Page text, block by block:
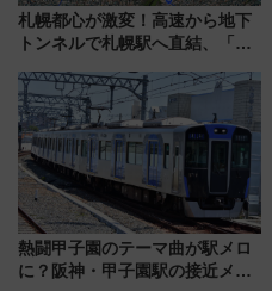
札幌都心が激変！高速から地下
トンネルで札幌駅へ直結、「創
から本格着工、延長4.8km整備
事業の全貌
熱闘甲子園のテーマ曲が駅メロ
に？阪神・甲子園駅の接近メロ